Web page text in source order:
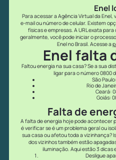
Enel
Para acessar a Agência Virtual da
e-mail ou número de celular. Existem
físicas e empresas. A URL exata
geralmente, você pode iniciar o
Enel no Brasil. Acesse a
Enel falta
Faltou energia na sua casa? Se a sua
ligar para o número 0800
São
Rio de
Ceará:
Goiás:
Falta de
A falta de energia hoje pode acontecer
é verificar se é um problema geral ou
sua casa ou afetou toda a vizinhança?
dos vizinhos também estão
iluminação. Aqui estão 3 dicas
Desligue